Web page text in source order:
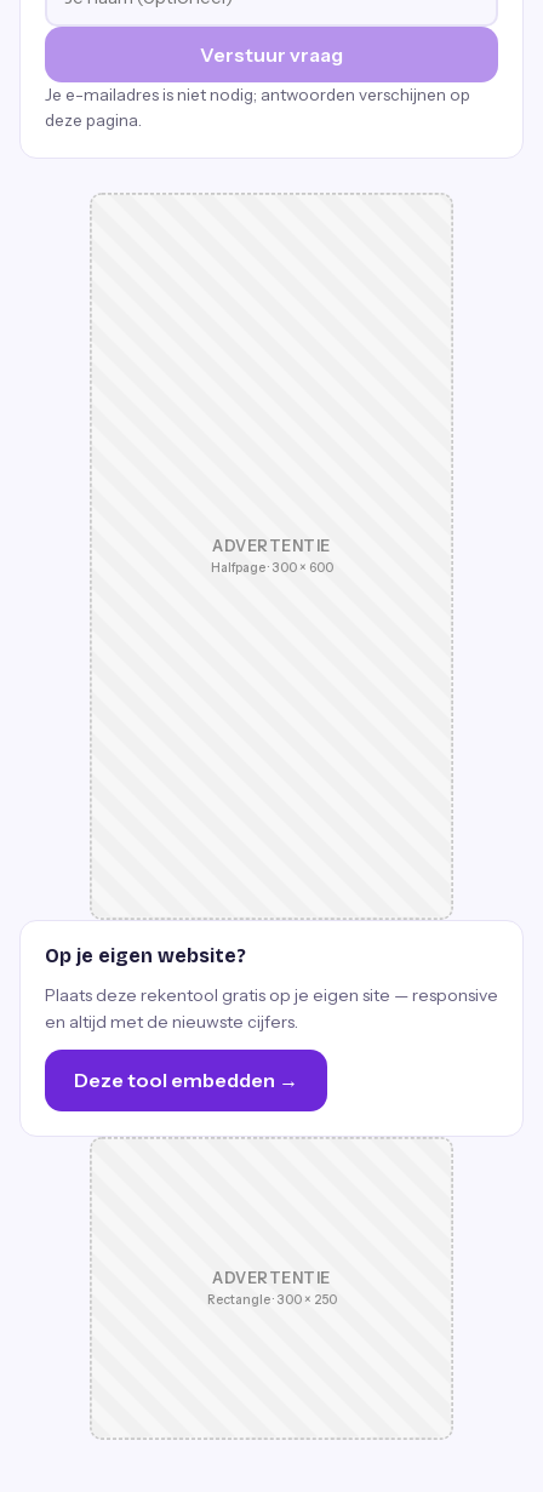
Verstuur vraag
Je e-mailadres is niet nodig; antwoorden verschijnen op
deze pagina.
ADVERTENTIE
Halfpage · 300 × 600
Op je eigen website?
Plaats deze rekentool gratis op je eigen site — responsive
en altijd met de nieuwste cijfers.
Deze tool embedden →
ADVERTENTIE
Rectangle · 300 × 250